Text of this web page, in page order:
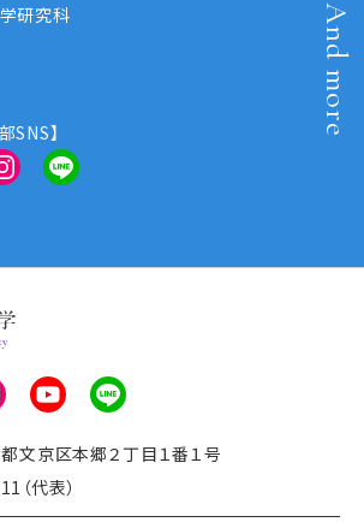
And more
研究科
SNS】
京区本郷２丁目１番１号
代表）